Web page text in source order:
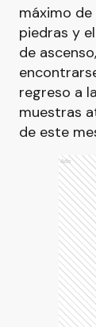
máximo
piedras y
de
regreso a
muestras
de este
Ads